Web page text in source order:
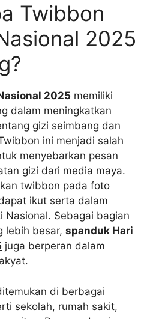
Twibbon
2025
2025 memiliki
dalam meningkatkan
gizi seimbang dan
ini menjadi salah
menyebarkan pesan
gizi dari media maya.
twibbon pada foto
ikut serta dalam
Nasional. Sebagai bagian
lebih besar, spanduk Hari
juga berperan dalam
di berbagai
sekolah, rumah sakit,